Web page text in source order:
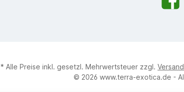
* Alle Preise inkl. gesetzl. Mehrwertsteuer zzgl.
© 2026 www.terra-exotica.de -